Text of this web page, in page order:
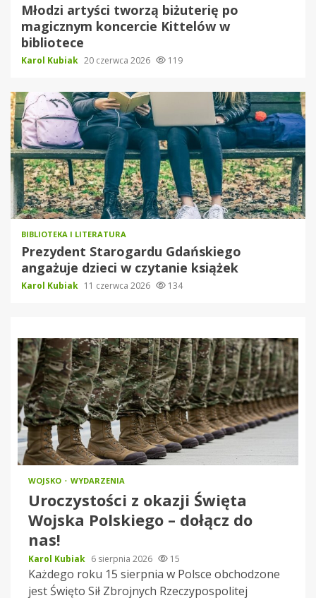
Młodzi artyści tworzą biżuterię po
magicznym koncercie Kittelów w
bibliotece
Karol Kubiak 20 czerwca 2026 119
BIBLIOTEKA I LITERATURA
Prezydent Starogardu Gdańskiego
angażuje dzieci w czytanie książek
Karol Kubiak 11 czerwca 2026 134
WOJSKO WYDARZENIA
Uroczystości z okazji Święta
Wojska Polskiego – dołącz do
nas!
Karol Kubiak 6 sierpnia 2026 15
Każdego roku 15 sierpnia w Polsce obchodzone
jest Święto Sił Zbrojnych Rzeczypospolitej